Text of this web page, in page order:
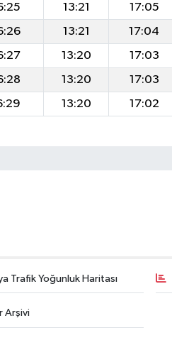
13:21 17:05
13:21 17:04
13:20 17:03
13:20 17:03
13:20 17:02
Trafik Yoğunluk Haritası
Arşivi